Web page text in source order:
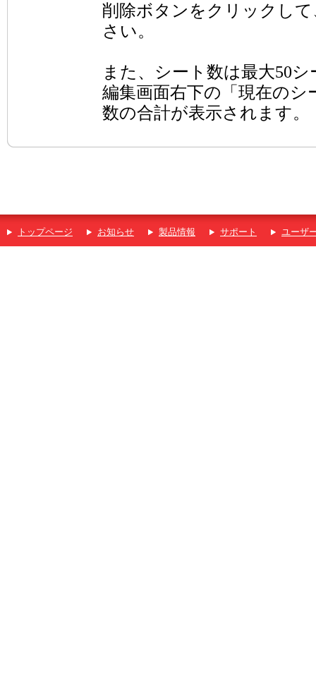
削除ボタンをクリックし
さい。
また、シート数は最大50
編集画面右下の「現在の
数の合計が表示されます。
トップページ お知らせ 製品情報 サポート ユーザ